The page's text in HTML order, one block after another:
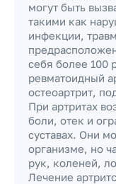
могут быть
такими как
инфекции,
себя более 100
ревматоидный
остеоартрит,
При артритах
боли, отек и
суставах. Они
организме, но
рук, коленей,
Лечение